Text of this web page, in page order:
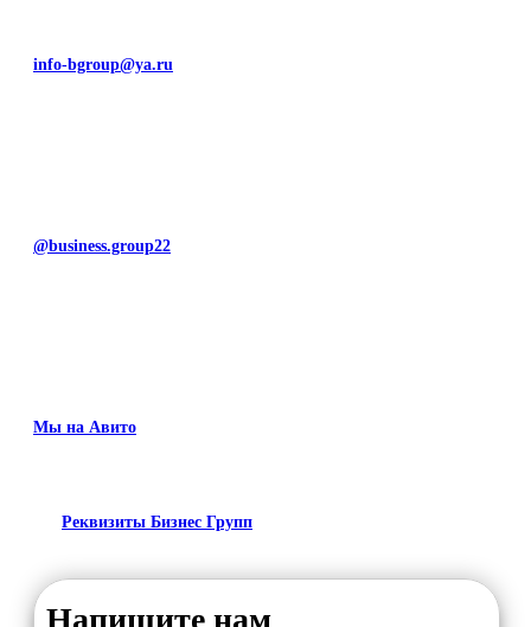
info-bgroup@ya.ru
@business.group22
Мы на Авито
Реквизиты Бизнес Групп
Напишите нам